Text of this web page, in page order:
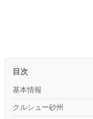
目次
基本情報
クルシュー砂州